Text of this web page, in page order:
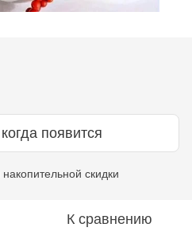
появится
скидки
К сравнению